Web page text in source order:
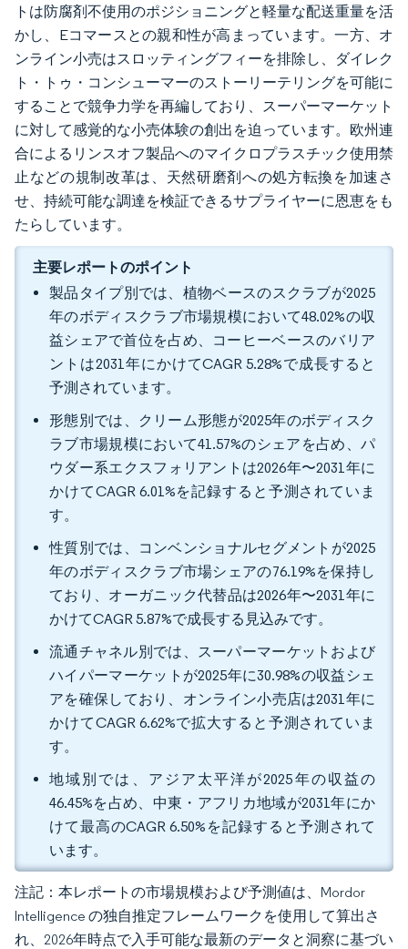
トは防腐剤不使用のポジショニングと軽量な配送重量を活
かし、Eコマースとの親和性が高まっています。一方、オ
ンライン小売はスロッティングフィーを排除し、ダイレク
ト・トゥ・コンシューマーのストーリーテリングを可能に
することで競争力学を再編しており、スーパーマーケット
に対して感覚的な小売体験の創出を迫っています。欧州連
合によるリンスオフ製品へのマイクロプラスチック使用禁
止などの規制改革は、天然研磨剤への処方転換を加速さ
せ、持続可能な調達を検証できるサプライヤーに恩恵をも
たらしています。
主要レポートのポイント
製品タイプ別では、植物ベースのスクラブが2025
年のボディスクラブ市場規模において48.02%の収
益シェアで首位を占め、コーヒーベースのバリア
ントは2031年にかけてCAGR 5.28%で成長すると
予測されています。
形態別では、クリーム形態が2025年のボディスク
ラブ市場規模において41.57%のシェアを占め、パ
ウダー系エクスフォリアントは2026年〜2031年に
かけてCAGR 6.01%を記録すると予測されていま
す。
性質別では、コンベンショナルセグメントが2025
年のボディスクラブ市場シェアの76.19%を保持し
ており、オーガニック代替品は2026年〜2031年に
かけてCAGR 5.87%で成長する見込みです。
流通チャネル別では、スーパーマーケットおよび
ハイパーマーケットが2025年に30.98%の収益シェ
アを確保しており、オンライン小売店は2031年に
かけてCAGR 6.62%で拡大すると予測されていま
す。
地域別では、アジア太平洋が2025年の収益の
46.45%を占め、中東・アフリカ地域が2031年にか
けて最高のCAGR 6.50%を記録すると予測されて
います。
注記：本レポートの市場規模および予測値は、Mordor
Intelligence の独自推定フレームワークを使用して算出さ
れ、2026年時点で入手可能な最新のデータと洞察に基づい